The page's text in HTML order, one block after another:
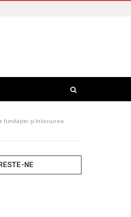
fundației și înlocuirea
NE